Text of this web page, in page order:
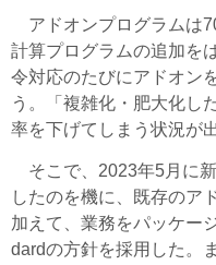
アドオンプログラムは
計算プログラムの追加を
令対応のたびにアドオン
う。「複雑化・肥大化し
率を下げてしまう状況が
そこで、2023年5月に
したのを機に、既存のア
加えて、業務をパッケー
dardの方針を採用した。